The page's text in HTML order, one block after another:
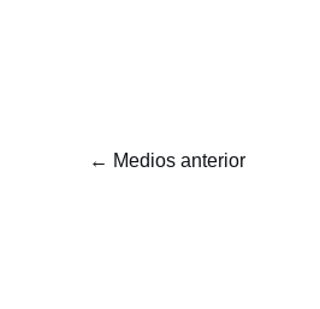
← Medios anterior